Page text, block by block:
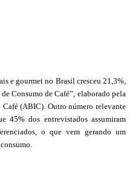
e gourmet no Brasil cresceu 21,3%,
Consumo de Café”, elaborado pela
(ABIC). Outro número relevante
45% dos entrevistados assumiram
o que vem gerando um